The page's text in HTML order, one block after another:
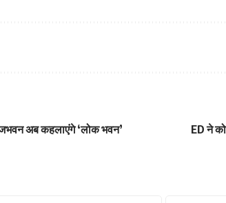
अब कहलाएंगे ‘लोक भवन’ ED ने